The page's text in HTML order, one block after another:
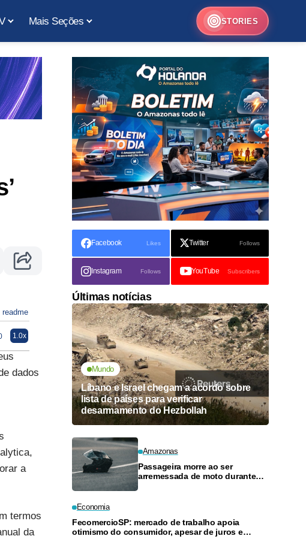
Mais Seções STORIES
readme
1.0x
dados
a
termos
da
Facebook Likes Twitter Follows
Instagram Follows YouTube Subscribers
Últimas notícias
Mundo
Líbano e Israel chegam a acordo sobre
lista de países para verificar
desarmamento do Hezbollah
Amazonas
Passageira morre ao ser
arremessada de moto durante
Economia
FecomercioSP: mercado de trabalho apoia
otimismo do consumidor, apesar de juros e